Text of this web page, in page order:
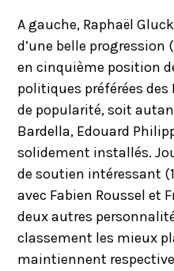
A gauche, Raphaël
d’une belle progression
en cinquième position
politiques préférées des
de popularité, soit
Bardella, Edouard
solidement installés.
de soutien intéressant
avec Fabien Roussel et
deux autres
classement les mieux
maintiennent